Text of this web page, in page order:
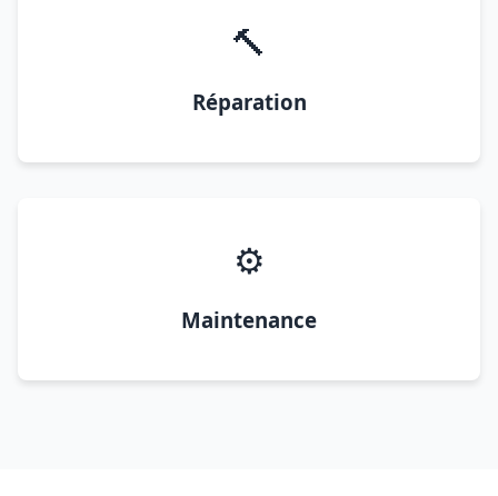
🔨
Réparation
⚙️
Maintenance